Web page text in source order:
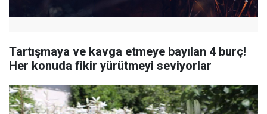
Tartışmaya ve kavga etmeye bayılan 4 burç!
Her konuda fikir yürütmeyi seviyorlar